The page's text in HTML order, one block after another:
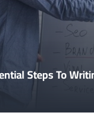
Steps To